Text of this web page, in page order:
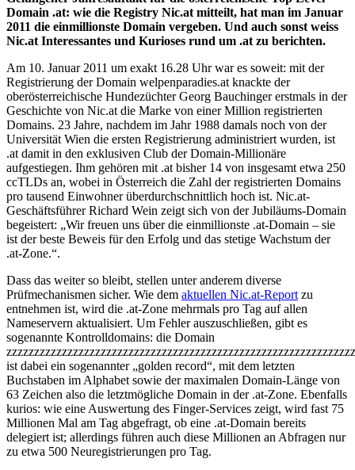
Domain .at: wie die Registry Nic.at mitteilt, hat man im Januar
2011 die einmillionste Domain vergeben. Und auch sonst weiss
Nic.at Interessantes und Kurioses rund um .at zu berichten.
Am 10. Januar 2011 um exakt 16.28 Uhr war es soweit: mit der
Registrierung der Domain welpenparadies.at knackte der
oberösterreichische Hundezüchter Georg Bauchinger erstmals in der
Geschichte von Nic.at die Marke von einer Million registrierten
Domains. 23 Jahre, nachdem im Jahr 1988 damals noch von der
Universität Wien die ersten Registrierung administriert wurden, ist
.at damit in den exklusiven Club der Domain-Millionäre
aufgestiegen. Ihm gehören mit .at bisher 14 von insgesamt etwa 250
ccTLDs an, wobei in Österreich die Zahl der registrierten Domains
pro tausend Einwohner überdurchschnittlich hoch ist. Nic.at-
Geschäftsführer Richard Wein zeigt sich von der Jubiläums-Domain
begeistert: „Wir freuen uns über die einmillionste .at-Domain – sie
ist der beste Beweis für den Erfolg und das stetige Wachstum der
.at-Zone.“.
Dass das weiter so bleibt, stellen unter anderem diverse
Prüfmechanismen sicher. Wie dem aktuellen Nic.at-Report zu
entnehmen ist, wird die .at-Zone mehrmals pro Tag auf allen
Nameservern aktualisiert. Um Fehler auszuschließen, gibt es
sogenannte Kontrolldomains: die Domain
ist dabei ein sogenannter „golden record“, mit dem letzten
Buchstaben im Alphabet sowie der maximalen Domain-Länge von
63 Zeichen also die letztmögliche Domain in der .at-Zone. Ebenfalls
kurios: wie eine Auswertung des Finger-Services zeigt, wird fast 75
Millionen Mal am Tag abgefragt, ob eine .at-Domain bereits
delegiert ist; allerdings führen auch diese Millionen an Abfragen nur
zu etwa 500 Neuregistrierungen pro Tag.